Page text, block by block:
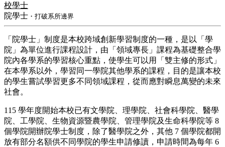
校學士
院學士 ・打破系所邊界
​「院學士」制度是本校跨域創新學習制度的一種，是以「學
院」為單位進行課程設計，由「領域專長」課程為基礎整合學
院內各學系的學習核心重點，使學生可以用「雙主修的形式」
在本學系以外，學習同一學院其他學系的課程，目的是讓本校
的學生嘗試學習更多不同領域課程，從而應對瞬息萬變的未來
社會。
115 學年度開始本校已有文學院、理學院、社會科學院、醫學
院、工學院、生物資源暨農學院、管理學院及生命科學院等 8
個學院開辦院學士制度，除了醫學院之外，其他 7 個學院都開
放有部分名額供不同學院的學生申請修讀，申請時間為每年 6